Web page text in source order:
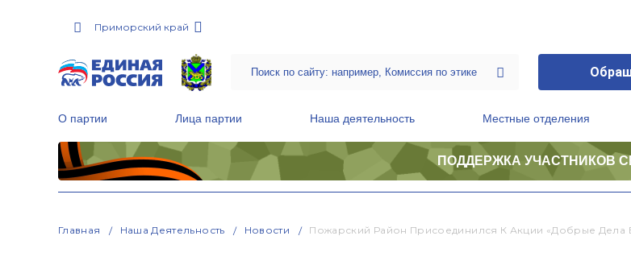
Приморский край
О партии Лица партии Наша деятельность Местные отделения
ПОДДЕРЖКА УЧАСТНИКОВ
Главная Наша Деятельность Новости Пожарский Район Присоединился К Акции «Добрые Дела